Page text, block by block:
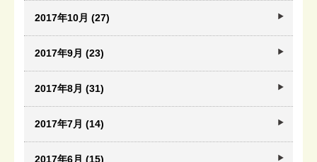
2017年10月 (27)
2017年9月 (23)
2017年8月 (31)
2017年7月 (14)
2017年6月 (15)